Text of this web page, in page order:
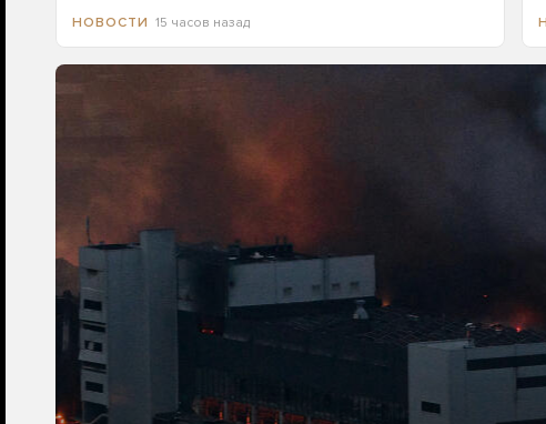
НОВОСТИ 15 часов назад